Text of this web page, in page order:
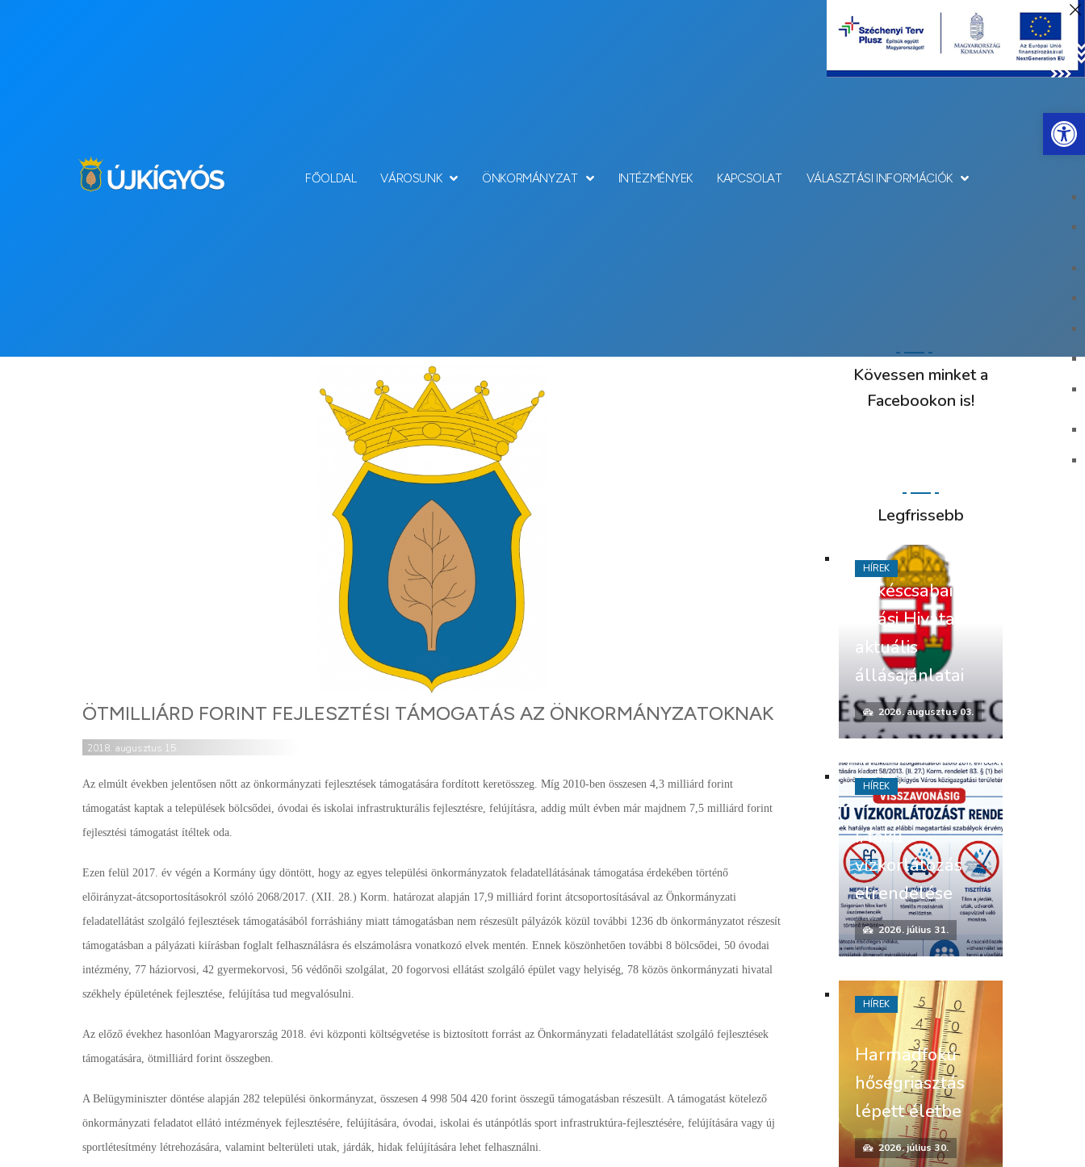
FŐOLDAL VÁROSUNK ÖNKORMÁNYZAT INTÉZMÉNYEK KAPCSOLAT VÁLASZTÁSI INFORMÁCIÓK
ÖTMILLIÁRD FORINT FEJLESZTÉSI TÁMOGATÁS AZ ÖNKORMÁNYZATOKNAK
2018. augusztus 15.
Az elmúlt években jelentősen nőtt az önkormányzati fejlesztések támogatására fordított keretösszeg. Míg 2010-ben összesen 4,3 milliárd forint
támogatást kaptak a települések bölcsődei, óvodai és iskolai infrastrukturális fejlesztésre, felújításra, addig múlt évben már majdnem 7,5 milliárd forint
fejlesztési támogatást ítéltek oda.
Ezen felül 2017. év végén a Kormány úgy döntött, hogy az egyes települési önkormányzatok feladatellátásának támogatása érdekében történő
előirányzat-átcsoportosításokról szóló 2068/2017. (XII. 28.) Korm. határozat alapján 17,9 milliárd forint átcsoportosításával az Önkormányzati
feladatellátást szolgáló fejlesztések támogatásából forráshiány miatt támogatásban nem részesült pályázók közül további 1236 db önkormányzatot részesít
támogatásban a pályázati kiírásban foglalt felhasználásra és elszámolásra vonatkozó elvek mentén. Ennek köszönhetően további 8 bölcsődei, 50 óvodai
intézmény, 77 háziorvosi, 42 gyermekorvosi, 56 védőnői szolgálat, 20 fogorvosi ellátást szolgáló épület vagy helyiség, 78 közös önkormányzati hivatal
székhely épületének fejlesztése, felújítása tud megvalósulni.
Az előző évekhez hasonlóan Magyarország 2018. évi központi költségvetése is biztosított forrást az Önkormányzati feladatellátást szolgáló fejlesztések
támogatására, ötmilliárd forint összegben.
A Belügyminiszter döntése alapján 282 települési önkormányzat, összesen 4 998 504 420 forint összegű támogatásban részesült. A támogatást kötelező
önkormányzati feladatot ellátó intézmények fejlesztésére, felújítására, óvodai, iskolai és utánpótlás sport infrastruktúra-fejlesztésére, felújítására vagy új
sportlétesítmény létrehozására, valamint belterületi utak, járdák, hidak felújítására lehet felhasználni.
Kövessen minket a
Facebookon is!
Legfrissebb
Békéscsabai
Járási Hivatal
aktuális
állásajánlatai
2026. augusztus 03.
HÍREK
I. fokú
vízkorlátozás
elrendelése
2026. július 31.
HÍREK
Harmadfokú
hőségriasztás
lépett életbe
2026. július 30.
HÍREK